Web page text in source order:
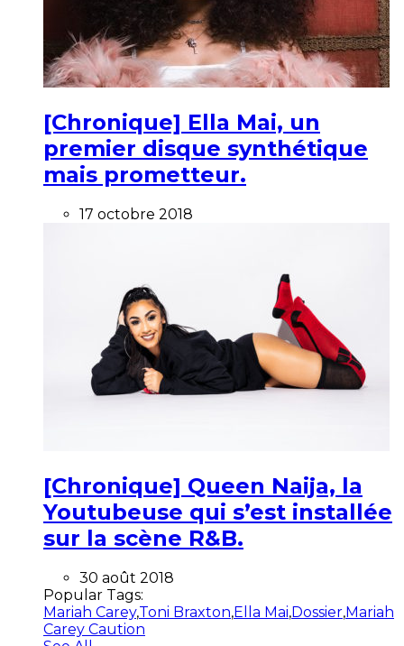
[Chronique] Ella Mai, un
premier disque synthétique
mais prometteur.
17 octobre 2018
[Chronique] Queen Naija, la
Youtubeuse qui s’est installée
sur la scène R&B.
30 août 2018
Popular Tags:
Mariah Carey,Toni Braxton,Ella Mai,Dossier,Mariah
Carey Caution